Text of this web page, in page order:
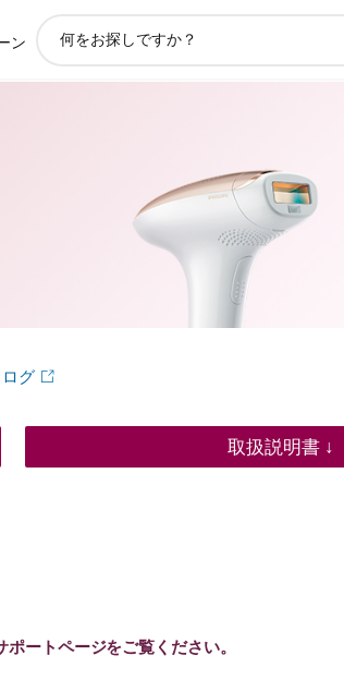
ン
ログ
取扱説明書 ↓
ポートページをご覧ください。